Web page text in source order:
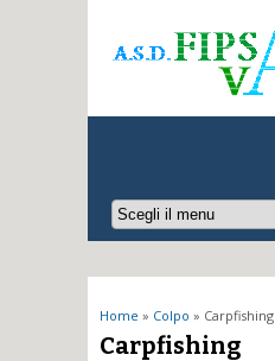
Tu sei qui
Home » Colpo » Carpfishing
Carpfishing